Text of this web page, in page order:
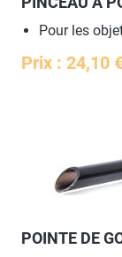
Pour les
Prix : 24,10
POINTE DE